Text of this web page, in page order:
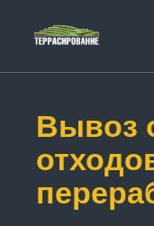
Вывоз